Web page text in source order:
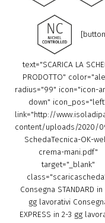
[button
text="SCARICA LA
PRODOTTO"
radius="99" icon="icon-
down"
link="http://
content/uploads/2020/
SchedaTecnica-OK-
crema-mani.pdf"
target="_blank"
Consegna STANDARD in
gg lavorativi
EXPRESS in 2-3 gg